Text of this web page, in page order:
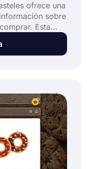
ofrece una
sobre
Esta
de pasteles
los vendedores